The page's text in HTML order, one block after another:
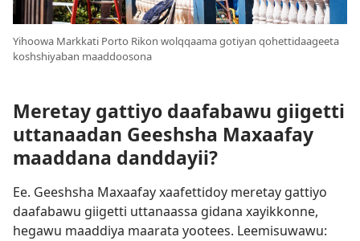
Yihoowa Markkati Porto Rikon wolqqaama gotiyan qohettidaageeta
koshshiyaban maaddoosona
Meretay gattiyo daafabawu giigetti
uttanaadan Geeshsha Maxaafay
maaddana danddayii?
Ee. Geeshsha Maxaafay xaafettidoy meretay gattiyo
daafabawu giigetti uttanaassa gidana xayikkonne,
hegawu maaddiya maarata yootees. Leemisuwawu: